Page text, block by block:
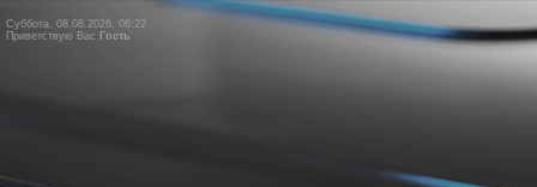
Суббота, 08.08.2026, 06:22
Приветствую Вас Гость